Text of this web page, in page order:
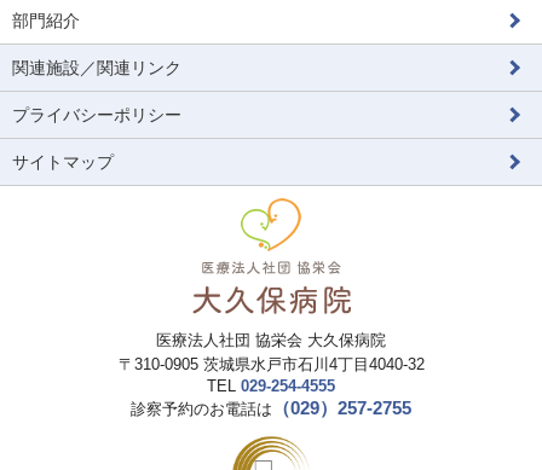
医療法人社団 協栄会 大久保病院
〒 310-0905 茨城県水戸市石川4丁目4040-32
TEL 029-254-4555
診察予約のお電話は
（029）257-2755
部門紹介
関連施設／関連リンク
プライバシーポリシー
サイトマップ